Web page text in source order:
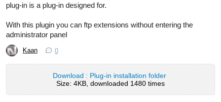
plug-in is a plug-in designed for.
With this plugin you can ftp extensions without entering the
administrator panel
Kaan 0
Download : Plug-in installation folder
Size: 4KB, downloaded 1480 times